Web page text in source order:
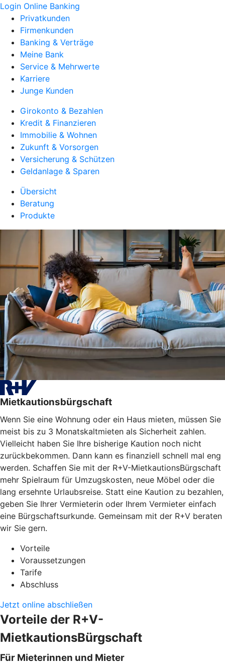
Login Online Banking
Privatkunden
Firmenkunden
Banking & Verträge
Meine Bank
Service & Mehrwerte
Karriere
Junge Kunden
Girokonto & Bezahlen
Kredit & Finanzieren
Immobilie & Wohnen
Zukunft & Vorsorgen
Versicherung & Schützen
Geldanlage & Sparen
Übersicht
Beratung
Produkte
Mietkautionsbürgschaft
Wenn Sie eine Wohnung oder ein Haus mieten, müssen Sie
meist bis zu 3 Monatskaltmieten als Sicherheit zahlen.
Vielleicht haben Sie Ihre bisherige Kaution noch nicht
zurückbekommen. Dann kann es finanziell schnell mal eng
werden. Schaffen Sie mit der R+V-MietkautionsBürgschaft
mehr Spielraum für Umzugskosten, neue Möbel oder die
lang ersehnte Urlaubsreise. Statt eine Kaution zu bezahlen,
geben Sie Ihrer Vermieterin oder Ihrem Vermieter einfach
eine Bürgschaftsurkunde. Gemeinsam mit der R+V beraten
wir Sie gern.
Vorteile
Voraussetzungen
Tarife
Abschluss
Jetzt online abschließen
Vorteile der R+V-
MietkautionsBürgschaft
Für Mieterinnen und Mieter